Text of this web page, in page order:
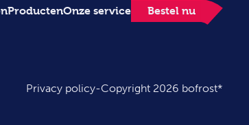
ProductenOnze service Bestel nu
Privacy policy-Copyright 2026 bofrost*